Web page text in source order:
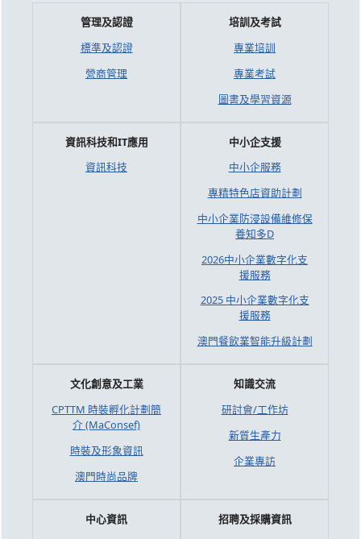
管理及認證
標準及認證
營商管理
培訓及考試
專業培訓
專業考試
圖書及學習資源
資訊科技和IT應用
資訊科技
中小企支援
中小企服務
專精特色店資助計劃
中小企業防浸設備維修保
養知多D
2026中小企業數字化支
援服務
2025 中小企業數字化支
援服務
澳門餐飲業智能升級計劃
文化創意及工業
CPTTM 時裝孵化計劃簡
介 (MaConsef)
時裝及形象資訊
澳門時尚品牌
知識交流
研討會/工作坊
新質生產力
企業專訪
中心資訊
招聘及採購資訊